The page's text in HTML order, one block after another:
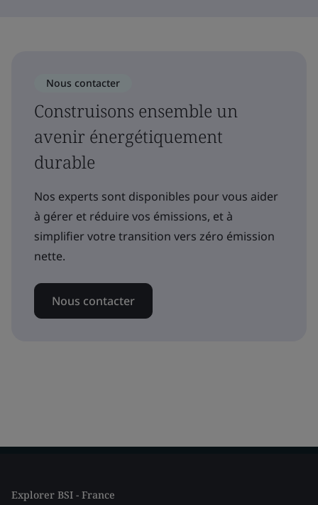
Nous contacter
Construisons ensemble un
avenir énergétiquement
durable
Nos experts sont disponibles pour vous aider
à gérer et réduire vos émissions, et à
simplifier votre transition vers zéro émission
nette.
Nous contacter
Explorer BSI - France